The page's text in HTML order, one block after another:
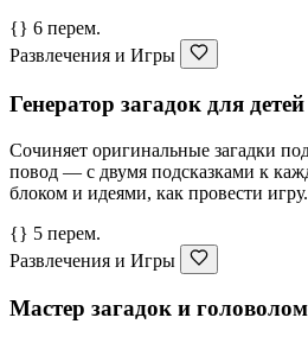
{} 6 перем.
Развлечения и Игры
Генератор загадок для детей
Сочиняет оригинальные загадки
повод — с двумя подсказками к
блоком и идеями, как провести игру.
{} 5 перем.
Развлечения и Игры
Мастер загадок и